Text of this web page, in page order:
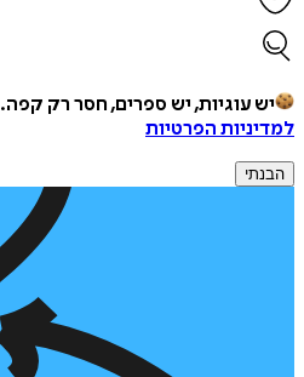
יש עוגיות, יש ספרים, חסר רק קפה.
למדיניות הפרטיות
הבנתי